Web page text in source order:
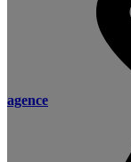
agence